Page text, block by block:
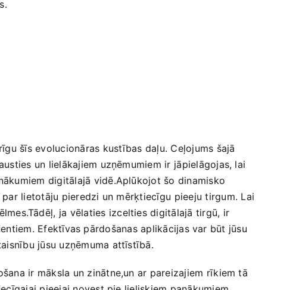
šīs evolucionāras⁣ kustības daļu. Ceļojums⁤ šajā
un lielākajiem uzņēmumiem ir ⁢jāpielāgojas, lai
digitālajā vidē.Aplūkojot šo dinamisko
lietotāju pieredzi un mērķtiecīgu ⁣pieeju ⁢tirgum. Lai
ja⁢ vēlaties izcelties digitālajā tirgū, ir
Efektīvas pārdošanas aplikācijas var būt jūsu
jūsu uzņēmuma attīstībā.
ir māksla un zinātne,un ar pareizajiem ⁤rīkiem tā